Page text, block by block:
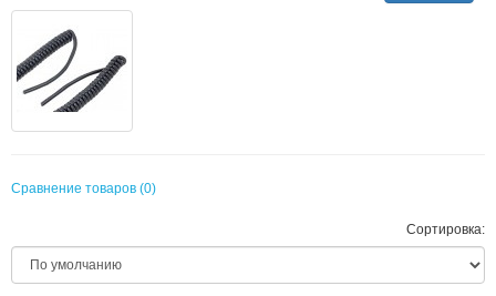
Сравнение товаров (0)
Сортировка: